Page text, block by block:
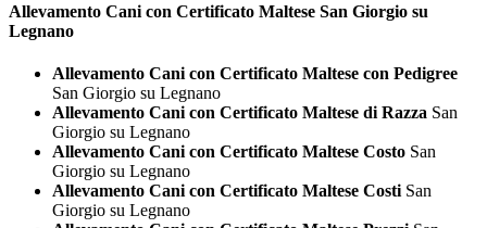
Allevamento Cani con Certificato Maltese San Giorgio su
Legnano
Allevamento Cani con Certificato Maltese con Pedigree
San Giorgio su Legnano
Allevamento Cani con Certificato Maltese di Razza San
Giorgio su Legnano
Allevamento Cani con Certificato Maltese Costo San
Giorgio su Legnano
Allevamento Cani con Certificato Maltese Costi San
Giorgio su Legnano